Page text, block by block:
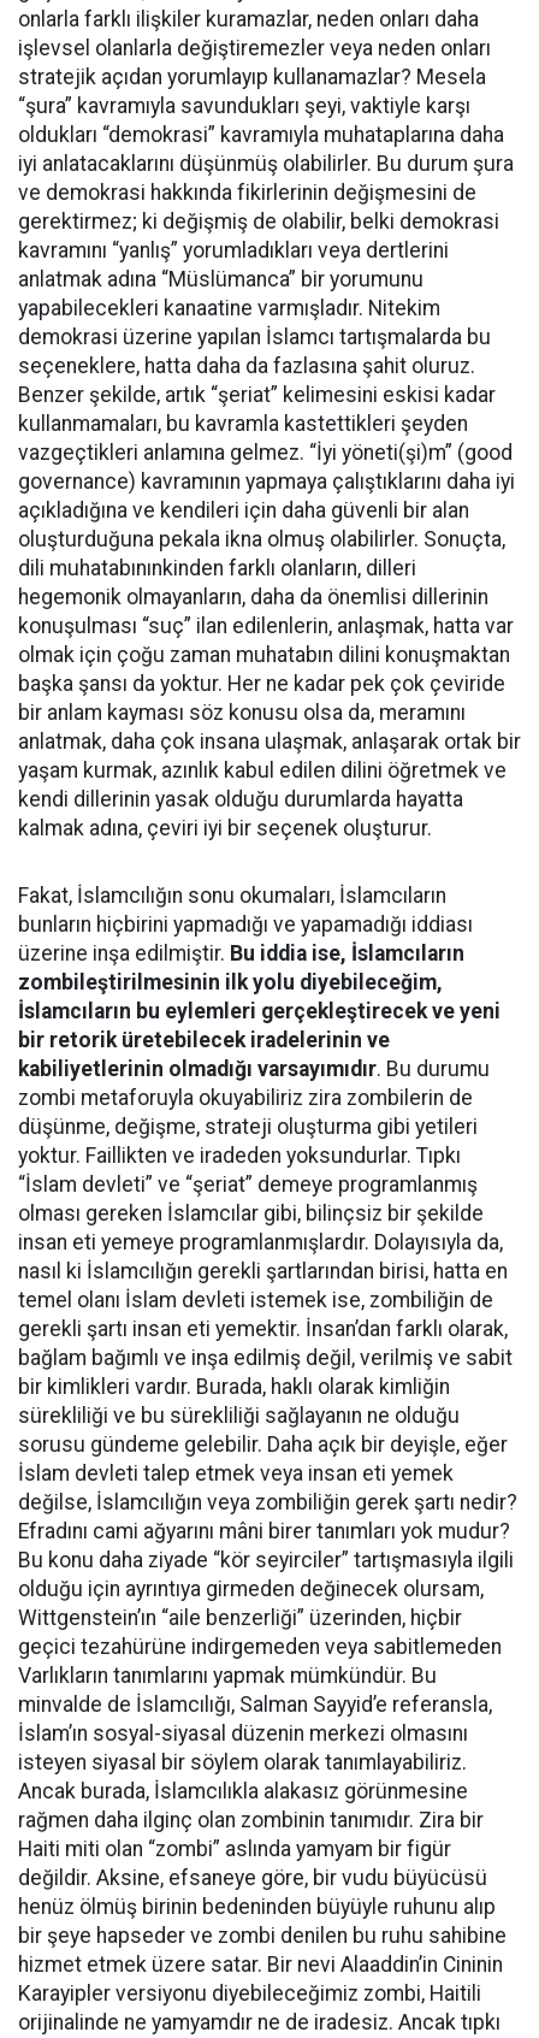
onlarla farklı ilişkiler kuramazlar, neden onları daha
işlevsel olanlarla değiştiremezler veya neden onları
stratejik açıdan yorumlayıp kullanamazlar? Mesela
“şura” kavramıyla savundukları şeyi, vaktiyle karşı
oldukları “demokrasi” kavramıyla muhataplarına daha
iyi anlatacaklarını düşünmüş olabilirler. Bu durum şura
ve demokrasi hakkında fikirlerinin değişmesini de
gerektirmez; ki değişmiş de olabilir, belki demokrasi
kavramını “yanlış” yorumladıkları veya dertlerini
anlatmak adına “Müslümanca” bir yorumunu
yapabilecekleri kanaatine varmışladır. Nitekim
demokrasi üzerine yapılan İslamcı tartışmalarda bu
seçeneklere, hatta daha da fazlasına şahit oluruz.
Benzer şekilde, artık “şeriat” kelimesini eskisi kadar
kullanmamaları, bu kavramla kastettikleri şeyden
vazgeçtikleri anlamına gelmez. “İyi yöneti(şi)m” (good
governance) kavramının yapmaya çalıştıklarını daha iyi
açıkladığına ve kendileri için daha güvenli bir alan
oluşturduğuna pekala ikna olmuş olabilirler. Sonuçta,
dili muhatabınınkinden farklı olanların, dilleri
hegemonik olmayanların, daha da önemlisi dillerinin
konuşulması “suç” ilan edilenlerin, anlaşmak, hatta var
olmak için çoğu zaman muhatabın dilini konuşmaktan
başka şansı da yoktur. Her ne kadar pek çok çeviride
bir anlam kayması söz konusu olsa da, meramını
anlatmak, daha çok insana ulaşmak, anlaşarak ortak bir
yaşam kurmak, azınlık kabul edilen dilini öğretmek ve
kendi dillerinin yasak olduğu durumlarda hayatta
kalmak adına, çeviri iyi bir seçenek oluşturur.
Fakat, İslamcılığın sonu okumaları, İslamcıların
bunların hiçbirini yapmadığı ve yapamadığı iddiası
üzerine inşa edilmiştir. Bu iddia ise, İslamcıların
zombileştirilmesinin ilk yolu diyebileceğim,
İslamcıların bu eylemleri gerçekleştirecek ve yeni
bir retorik üretebilecek iradelerinin ve
kabiliyetlerinin olmadığı varsayımıdır. Bu durumu
zombi metaforuyla okuyabiliriz zira zombilerin de
düşünme, değişme, strateji oluşturma gibi yetileri
yoktur. Faillikten ve iradeden yoksundurlar. Tıpkı
“İslam devleti” ve “şeriat” demeye programlanmış
olması gereken İslamcılar gibi, bilinçsiz bir şekilde
insan eti yemeye programlanmışlardır. Dolayısıyla da,
nasıl ki İslamcılığın gerekli şartlarından birisi, hatta en
temel olanı İslam devleti istemek ise, zombiliğin de
gerekli şartı insan eti yemektir. İnsan’dan farklı olarak,
bağlam bağımlı ve inşa edilmiş değil, verilmiş ve sabit
bir kimlikleri vardır. Burada, haklı olarak kimliğin
sürekliliği ve bu sürekliliği sağlayanın ne olduğu
sorusu gündeme gelebilir. Daha açık bir deyişle, eğer
İslam devleti talep etmek veya insan eti yemek
değilse, İslamcılığın veya zombiliğin gerek şartı nedir?
Efradını cami ağyarını mâni birer tanımları yok mudur?
Bu konu daha ziyade “kör seyirciler” tartışmasıyla ilgili
olduğu için ayrıntıya girmeden değinecek olursam,
Wittgenstein’ın “aile benzerliği” üzerinden, hiçbir
geçici tezahürüne indirgemeden veya sabitlemeden
Varlıkların tanımlarını yapmak mümkündür. Bu
minvalde de İslamcılığı, Salman Sayyid’e referansla,
İslam’ın sosyal-siyasal düzenin merkezi olmasını
isteyen siyasal bir söylem olarak tanımlayabiliriz.
Ancak burada, İslamcılıkla alakasız görünmesine
rağmen daha ilginç olan zombinin tanımıdır. Zira bir
Haiti miti olan “zombi” aslında yamyam bir figür
değildir. Aksine, efsaneye göre, bir vudu büyücüsü
henüz ölmüş birinin bedeninden büyüyle ruhunu alıp
bir şeye hapseder ve zombi denilen bu ruhu sahibine
hizmet etmek üzere satar. Bir nevi Alaaddin’in Cininin
Karayipler versiyonu diyebileceğimiz zombi, Haitili
orijinalinde ne yamyamdır ne de iradesiz. Ancak tıpkı